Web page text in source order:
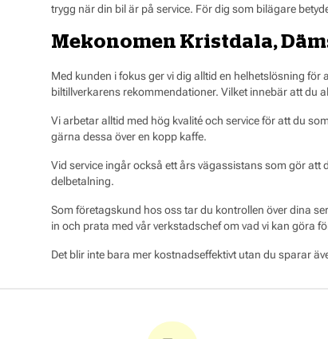
trygg när din bil är på service. För dig som bilägare
Mekonomen Kristdala,
Med kunden i fokus ger vi dig alltid en helhetslösning
biltillverkarens rekommendationer. Vilket innebär att du
Vi arbetar alltid med hög kvalité och service för att du
gärna dessa över en kopp kaffe.
Vid service ingår också ett års vägassistans som gör
delbetalning.
Som företagskund hos oss tar du kontrollen över dina
in och prata med vår verkstadschef om vad vi kan göra
Det blir inte bara mer kostnadseffektivt utan du sparar